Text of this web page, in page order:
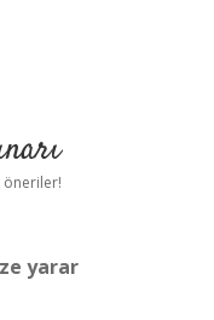
öneriler!
yarar